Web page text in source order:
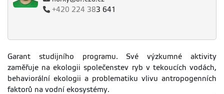
úspěšného
Návod -
odevzdání
závěrečné práce
(UIS)
navod-odevzdani-
Velikost
789.08
kB
Aktualizováno
15.06.2016
+420 224 383 641
Garant studijního programu. Své výzkumné aktivity
zaměřuje na ekologii společenstev ryb v tekoucích vodách,
behaviorální ekologii a problematiku vlivu antropogenních
faktorů na vodní ekosystémy.